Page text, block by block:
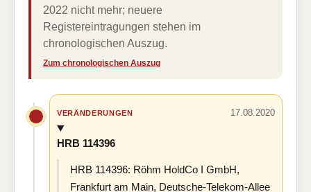
2022 nicht mehr; neuere
Registereintragungen stehen im
chronologischen Auszug.
Zum chronologischen Auszug
VERÄNDERUNGEN 17.08.2020
HRB 114396
HRB 114396: Röhm HoldCo I GmbH,
Frankfurt am Main, Deutsche-Telekom-Allee